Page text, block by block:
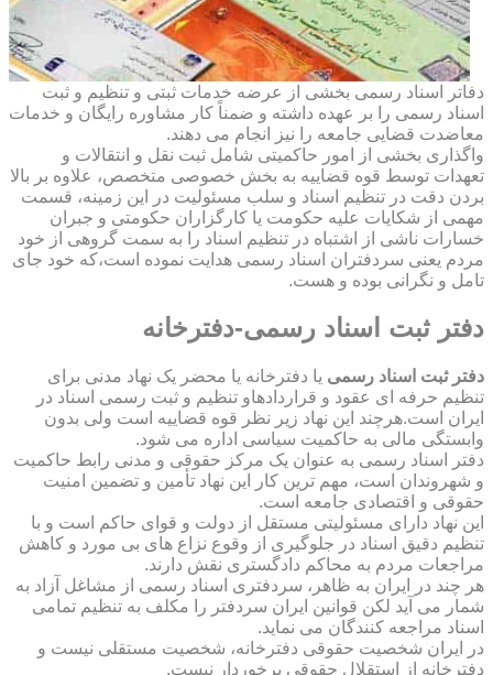
دفاتر اسناد رسمی بخشی از عرضه خدمات ثبتی و تنظیم و ثبت
اسناد رسمی را بر عهده داشته و ضمناً کار مشاوره رایگان و خدمات
معاضدت قضایی جامعه را نیز انجام می دهند.
واگذاری بخشی از امور حاکمیتی شامل ثبت نقل و انتقالات و
تعهدات توسط قوه قضاییه به بخش خصوصی متخصص، علاوه بر بالا
بردن دقت در تنظیم اسناد و سلب مسئولیت در این زمینه، قسمت
مهمی از شکایات علیه حکومت یا کارگزاران حکومتی و جبران
خسارات ناشی از اشتباه در تنظیم اسناد را به سمت گروهی از خود
مردم یعنی سردفتران اسناد رسمی هدایت نموده است،که خود جای
تامل و نگرانی بوده و هست.
دفتر ثبت اسناد رسمی-دفترخانه
دفتر ثبت اسناد رسمی یا دفترخانه یا محضر یک نهاد مدنی برای
تنظیم حرفه ای عقود و قراردادهاو تنظیم و ثبت رسمی اسناد در
ایران است.هرچند این نهاد زیر نظر قوه قضاییه است ولی بدون
وابستگی مالی به حاکمیت سیاسی اداره می شود.
دفتر اسناد رسمی به عنوان یک مرکز حقوقی و مدنی رابط حاکمیت
و شهروندان است، مهم ترین کار این نهاد تأمین و تضمین امنیت
حقوقی و اقتصادی جامعه است.
این نهاد دارای مسئولیتی مستقل از دولت و قوای حاکم است و با
تنظیم دقیق اسناد در جلوگیری از وقوع نزاع های بی مورد و کاهش
مراجعات مردم به محاکم دادگستری نقش دارند.
هر چند در ایران به ظاهر، سردفتری اسناد رسمی از مشاغل آزاد به
شمار می آید لکن قوانین ایران سردفتر را مکلف به تنظیم تمامی
اسناد مراجعه کنندگان می نماید.
در ایران شخصیت حقوقی دفترخانه، شخصیت مستقلی نیست و
دفترخانه از استقلال حقوقی برخوردار نیست.